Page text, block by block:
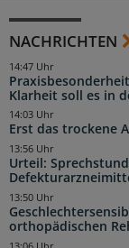
NACHRICHTEN
Klarheit soll es in
14:47 Uhr
Erst das trockene
14:03 Uhr
Urteil:
13:56 Uhr
orthopädischen
13:50 Uhr